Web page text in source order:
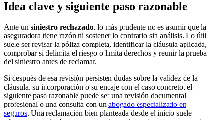
Idea clave y siguiente paso razonable
Ante un siniestro rechazado, lo más prudente no es asumir que la
aseguradora tiene razón ni sostener lo contrario sin análisis. Lo útil
suele ser revisar la póliza completa, identificar la cláusula aplicada,
comprobar si delimita el riesgo o limita derechos y reunir la prueba
del siniestro antes de reclamar.
Si después de esa revisión persisten dudas sobre la validez de la
cláusula, su incorporación o su encaje con el caso concreto, el
siguiente paso razonable puede ser una revisión documental
profesional o una consulta con un abogado especializado en
seguros. Una reclamación bien planteada desde el inicio suele